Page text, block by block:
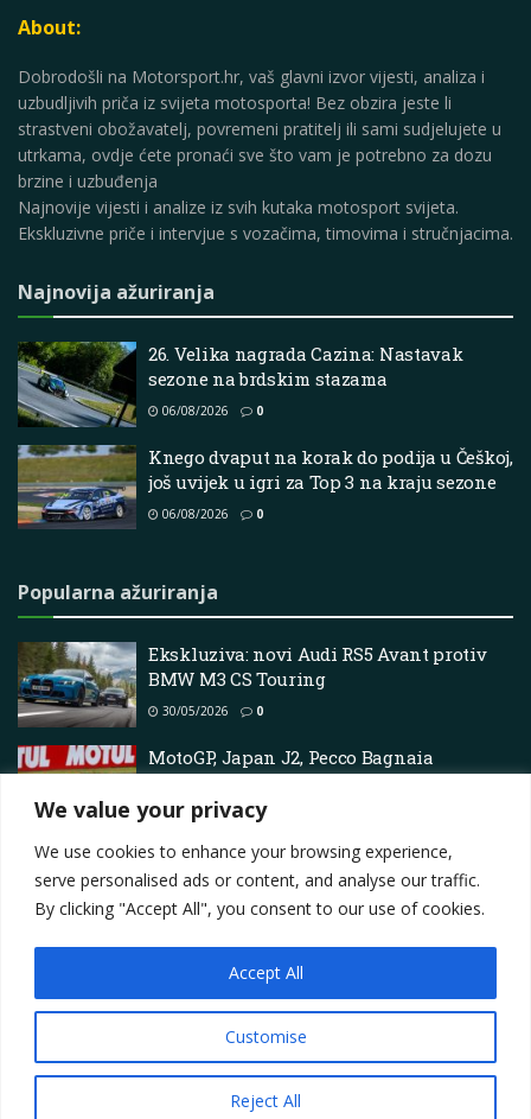
We value your privacy
We use cookies to enhance your browsing experience,
serve personalised ads or content, and analyse our traffic.
By clicking "Accept All", you consent to our use of cookies.
Customise
Reject All
Accept All
About:
Dobrodošli na Motorsport.hr, vaš glavni izvor vijesti, analiza i
uzbudljivih priča iz svijeta motosporta! Bez obzira jeste li
strastveni obožavatelj, povremeni pratitelj ili sami sudjelujete u
utrkama, ovdje ćete pronaći sve što vam je potrebno za dozu
brzine i uzbuđenja
Najnovije vijesti i analize iz svih kutaka motosport svijeta.
Ekskluzivne priče i intervjue s vozačima, timovima i stručnjacima.
Najnovija ažuriranja
26. Velika nagrada Cazina: Nastavak
sezone na brdskim stazama
06/08/2026 0
Knego dvaput na korak do podija u Češkoj,
još uvijek u igri za Top 3 na kraju sezone
06/08/2026 0
Popularna ažuriranja
Ekskluziva: novi Audi RS5 Avant protiv
BMW M3 CS Touring
30/05/2026 0
MotoGP, Japan J2, Pecco Bagnaia
objašnjava: “Enea Bastianini mi je učinio
uslugu, ali ja bih i dalje pobijedio”
Contact
Privacy Policy
Terms Marketing i oglašavanje